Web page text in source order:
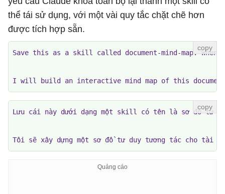
thể tái sử dụng, với một vài quy tắc chặt chẽ hơn
được tích hợp sẵn.
Save this as a skill called document-mind-map.
I will build an interactive mind map of this
Lưu cái này dưới dạng một skill có tên là sơ đồ tư
Tôi sẽ xây dựng một sơ đồ tư duy tương tác cho tài